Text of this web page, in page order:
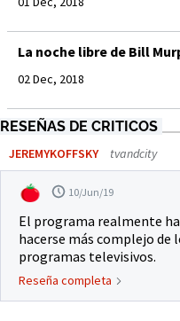
La noche libre de Bill
02 Dec, 2018
RESEÑAS DE CRITICOS
JEREMYKOFFSKY tvandcity
10/Jun/19
El programa realmente
hacerse más complejo de
programas televisivos.
Reseña completa